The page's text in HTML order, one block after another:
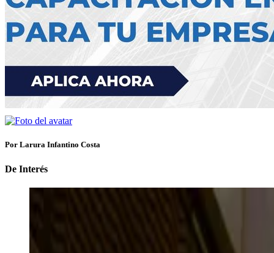
Por Larura Infantino Costa
De Interés